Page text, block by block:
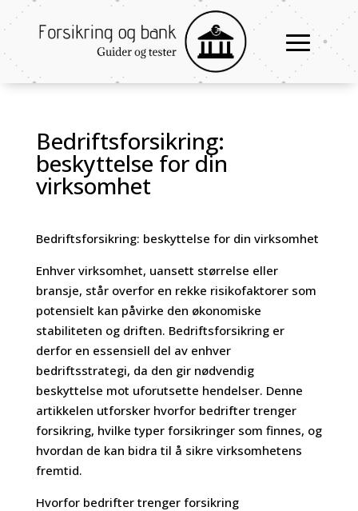
Bedriftsforsikring:
beskyttelse for din
virksomhet
Bedriftsforsikring: beskyttelse for din virksomhet
Enhver virksomhet, uansett størrelse eller
bransje, står overfor en rekke risikofaktorer som
potensielt kan påvirke den økonomiske
stabiliteten og driften. Bedriftsforsikring er
derfor en essensiell del av enhver
bedriftsstrategi, da den gir nødvendig
beskyttelse mot uforutsette hendelser. Denne
artikkelen utforsker hvorfor bedrifter trenger
forsikring, hvilke typer forsikringer som finnes, og
hvordan de kan bidra til å sikre virksomhetens
fremtid.
Hvorfor bedrifter trenger forsikring